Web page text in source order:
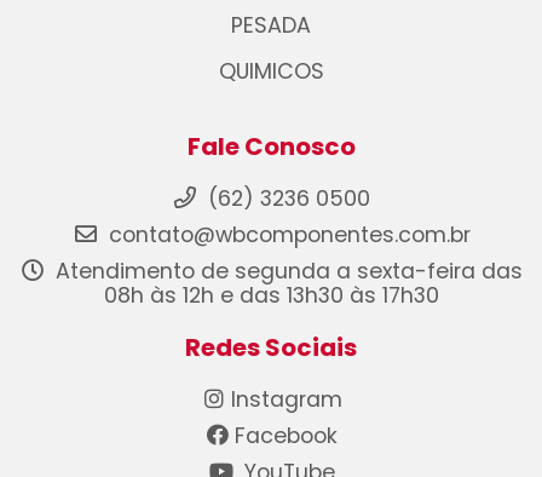
PESADA
QUIMICOS
Fale Conosco
(62) 3236 0500
contato@wbcomponentes.com.br
Atendimento de segunda a sexta-feira das
08h às 12h e das 13h30 às 17h30
Redes Sociais
Instagram
Facebook